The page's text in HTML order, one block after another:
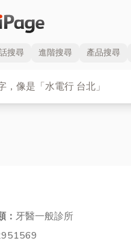
搜尋 進階搜尋 產品搜尋
： 牙醫一般診所